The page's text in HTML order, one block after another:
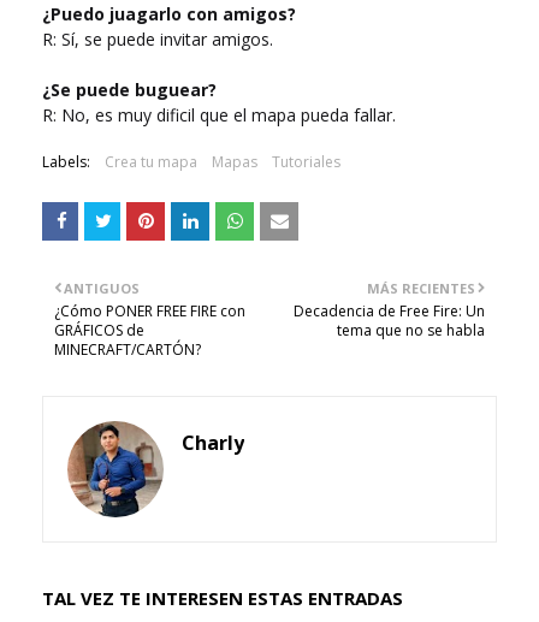
¿Puedo juagarlo con amigos?
R: Sí, se puede invitar amigos.
¿Se puede buguear?
R: No, es muy dificil que el mapa pueda fallar.
Labels: Crea tu mapa Mapas Tutoriales
MÁS RECIENTES
Decadencia de Free Fire: Un
tema que no se habla
ANTIGUOS
¿Cómo PONER FREE FIRE con
GRÁFICOS de
MINECRAFT/CARTÓN?
Charly
TAL VEZ TE INTERESEN ESTAS ENTRADAS